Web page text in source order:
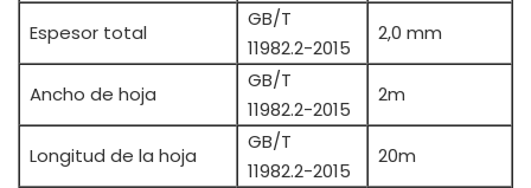
Espesor total
GB/T
11982.2-2015
2,0 mm
Ancho de hoja
GB/T
11982.2-2015
2m
Longitud de la hoja
GB/T
11982.2-2015
20m